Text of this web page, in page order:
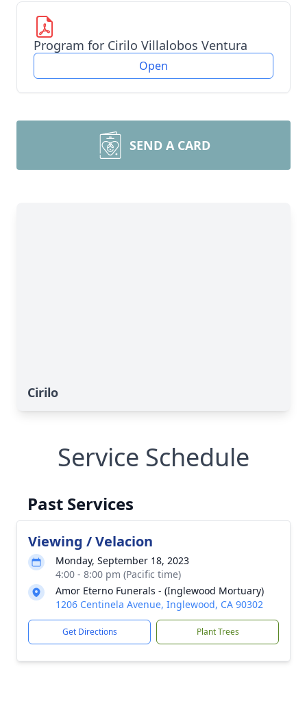
Program for Cirilo Villalobos Ventura
Open
SEND A CARD
Cirilo
Service Schedule
Past Services
Viewing / Velacion
Monday, September 18, 2023
4:00 - 8:00 pm (Pacific time)
Amor Eterno Funerals - (Inglewood Mortuary)
1206 Centinela Avenue, Inglewood, CA 90302
Get Directions Plant Trees